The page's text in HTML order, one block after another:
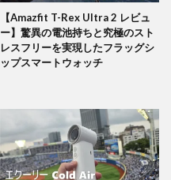
【Amazfit T-Rex Ultra 2 レビュ
ー】驚異の電池持ちと究極のスト
レスフリーを実現したフラッグシ
ップスマートウォッチ